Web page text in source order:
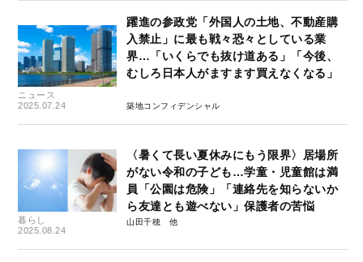
ニュース
2025.07.24
躍進の参政党「外国人の土地、不動産購
入禁止」に最も戦々恐々としている業
界…「いくらでも抜け道ある」「今後、
むしろ日本人がますます買えなくなる」
築地コンフィデンシャル
暮らし
2025.08.24
〈暑くて長い夏休みにもう限界〉居場所
がない令和の子ども…学童・児童館は満
員「公園は危険」「連絡先を知らないか
ら友達とも遊べない」保護者の苦悩
山田千穂